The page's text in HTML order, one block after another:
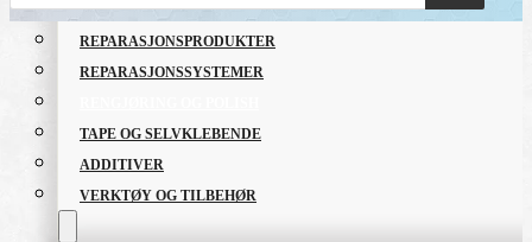
LIM OG TETTEMASSER
REPARASJONSPRODUKTER
REPARASJONSSYSTEMER
TAPE OG SELVKLEBENDE
ADDITIVER
VERKTØY OG TILBEHØR
Hjem/RENGJØRING OG POLISH